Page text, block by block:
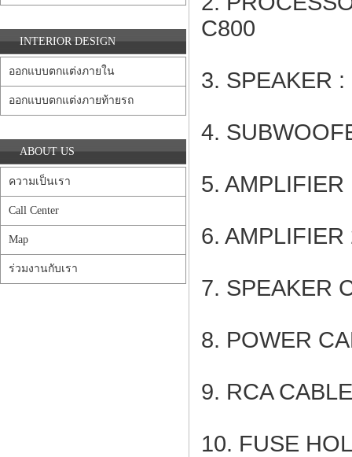
INTERIOR DESIGN
ออกแบบตกแต่งภายใน
ออกแบบตกแต่งภายท้ายรถ
ABOUT US
ความเป็นเรา
Call Center
Map
ร่วมงานกับเรา
C800
3. SPEAKER
4.
5.
6.
7. SPEAKER
8. POWER
9. RCA
10. FUSE